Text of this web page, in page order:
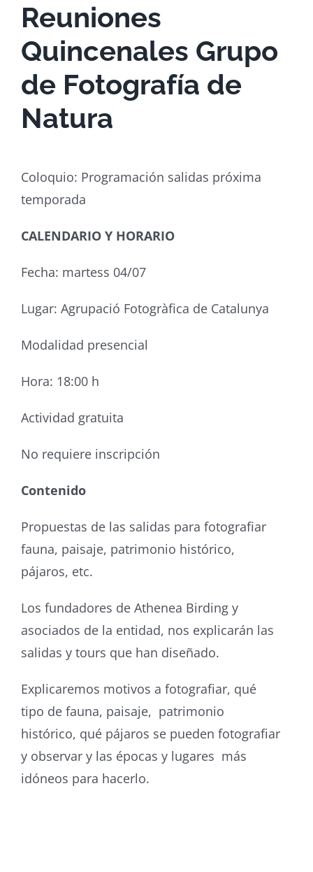
Reuniones
Quincenales Grupo
de Fotografía de
Natura
Coloquio: Programación salidas próxima
temporada
CALENDARIO Y HORARIO
Fecha: martess 04/07
Lugar: Agrupació Fotogràfica de Catalunya
Modalidad presencial
Hora: 18:00 h
Actividad gratuita
No requiere inscripción
Contenido
Propuestas de las salidas para fotografiar
fauna, paisaje, patrimonio histórico,
pájaros, etc.
Los fundadores de Athenea Birding y
asociados de la entidad, nos explicarán las
salidas y tours que han diseñado.
Explicaremos motivos a fotografiar, qué
tipo de fauna, paisaje, patrimonio
histórico, qué pájaros se pueden fotografiar
y observar y las épocas y lugares más
idóneos para hacerlo.